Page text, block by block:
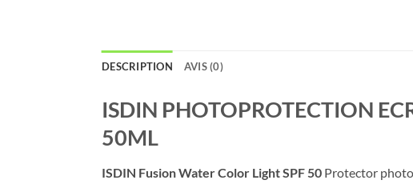
DESCRIPTION AVIS (0)
ISDIN PHOTOPROTECTION
50ML
ISDIN FusionWaterColor LightSPF50 Protector photo